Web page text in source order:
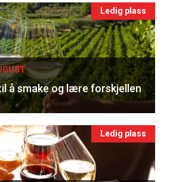
Ledig plass
å smake og lære forskjellen
Ledig plass